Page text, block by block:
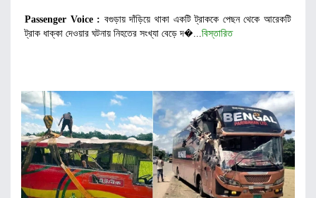
Passenger Voice : বগুড়ায় দাঁড়িয়ে থাকা একটি ট্রাককে পেছন থেকে আরেকটি
ট্রাক ধাক্কা দেওয়ার ঘটনায় নিহতের সংখ্যা বেড়ে দ�... বিস্তারিত